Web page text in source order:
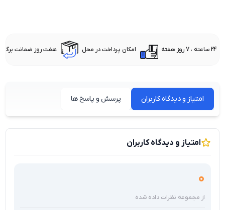
24 ساعته ، 7 روز هفته امکان پرداخت در محل هفت روز ضمانت
امتیاز و دیدگاه کاربران پرسش و پاسخ ها
امتیاز و دیدگاه کاربران
0
از مجموعه نظرات داده شده